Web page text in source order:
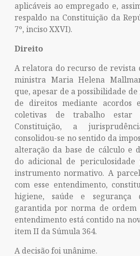
aplicáveis ao empregado e,
respaldo na Constituição da
7º, inciso XXVI).
Direito
A relatora do recurso de revista
ministra Maria Helena
que, apesar de a possibilidade
de direitos mediante acordos
coletivas de trabalho estar
Constituição, a
consolidou-se no sentido da
alteração da base de cálculo e
do adicional de
instrumento normativo. A
com esse entendimento,
higiene, saúde e segurança
garantida por norma de ordem
entendimento está contido na
item II da Súmula 364.
A decisão foi unânime.